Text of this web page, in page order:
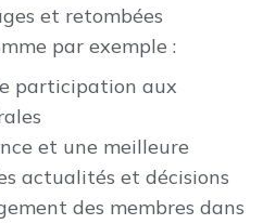
et retombées
par exemple :
participation aux
et une meilleure
actualités et décisions
des membres dans